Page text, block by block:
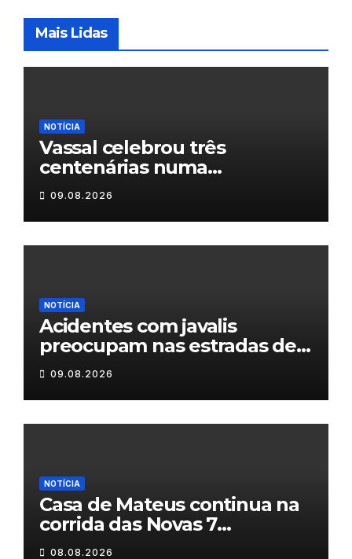
Mais Lidas
NOTÍCIA
Vassal celebrou três
centenárias numa
homenagem a um século de
histórias
09.08.2026
NOTÍCIA
Acidentes com javalis
preocupam nas estradas de
Trás-os-Montes
09.08.2026
NOTÍCIA
Casa de Mateus continua na
corrida das Novas 7
Maravilhas de Portugal
08.08.2026